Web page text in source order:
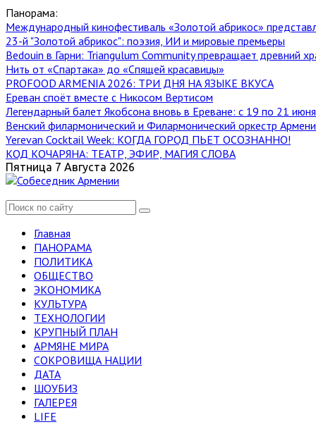
Панорама:
Международный кинофестиваль «Золотой абрикос»
23-й "Золотой абрикос": поэзия, ИИ и мировые премьеры
Bedouin в Гарни: Triangulum Community превращает древний
Нить от «Спартака» до «Спящей красавицы»
PROFOOD ARMENIA 2026: ТРИ ДНЯ НА ЯЗЫКЕ ВКУСА
Ереван споёт вместе с Никосом Вертисом
Легендарный балет Якобсона вновь в Ереване: с 19 по 21
Венский филармонический и Филармонический оркестр
Yerevan Cocktail Week: КОГДА ГОРОД ПЬЕТ ОСОЗНАННО!
КОД КОЧАРЯНА: ТЕАТР, ЭФИР, МАГИЯ СЛОВА
Пятница 7 Августа 2026
Главная
ПАНОРАМА
ПОЛИТИКА
ОБЩЕСТВО
ЭКОНОМИКА
КУЛЬТУРА
ТЕХНОЛОГИИ
КРУПНЫЙ ПЛАН
АРМЯНЕ МИРА
СОКРОВИЩА НАЦИИ
ДАТА
ШОУБИЗ
ГАЛЕРЕЯ
LIFE